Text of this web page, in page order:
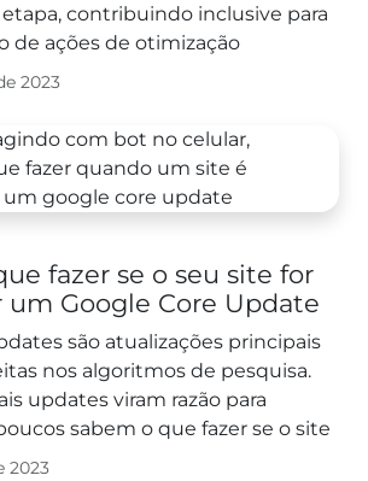
etapa, contribuindo inclusive para
de ações de otimização
2023
fazer se o seu site for
um Google Core Update
são atualizações principais
nos algoritmos de pesquisa.
updates viram razão para
sabem o que fazer se o site
2023